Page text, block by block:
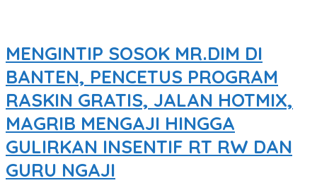
MENGINTIP SOSOK MR.DIM DI
BANTEN, PENCETUS PROGRAM
RASKIN GRATIS, JALAN HOTMIX,
MAGRIB MENGAJI HINGGA
GULIRKAN INSENTIF RT RW DAN
GURU NGAJI